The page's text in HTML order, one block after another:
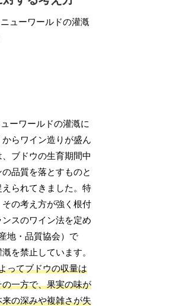
ーワールドの灌漑に
らワイン造りが盛ん
ブドウの生育期間中
品質を落とすものと
えられてきました。特
の考え方が強く根付
スのワイン法を定め
地・品質協会）で
を禁止しています。
ってブドウの収量は
一方で、果実の味が
の深みや複雑さが失